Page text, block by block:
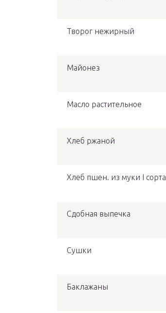
Творог нежирный
Майонез
Масло растительное
Хлеб ржаной
Хлеб пшен. из муки I сорта
Сдобная выпечка
Сушки
Баклажаны